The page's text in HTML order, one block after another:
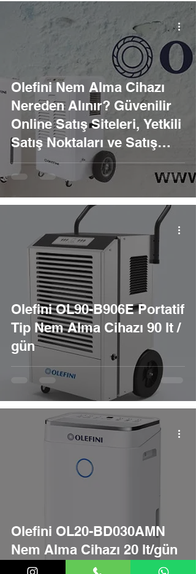
Olefini Nem Alma Cihazı
Nereden Alınır? Güvenilir
Online Satış Siteleri, Yetkili
Satış Noktaları ve Satış
Sonrası Hizmet Rehberi
Olefini OL90-B906E Portatif
Tip Nem Alma Cihazı 90 lt /
gün
Olefini OL20-BD030AMN
Nem Alma Cihazı 20 lt/gün